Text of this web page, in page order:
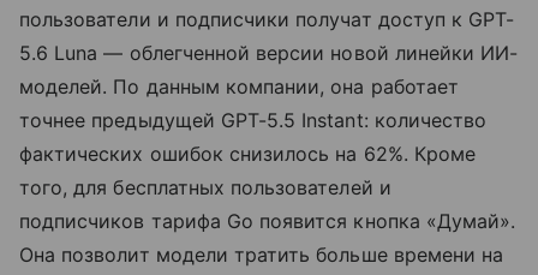
пользователи и подписчики получат доступ к GPT-
5.6 Luna — облегченной версии новой линейки ИИ-
моделей. По данным компании, она работает
точнее предыдущей GPT-5.5 Instant: количество
фактических ошибок снизилось на 62%. Кроме
того, для бесплатных пользователей и
подписчиков тарифа Go появится кнопка «Думай».
Она позволит модели тратить больше времени на